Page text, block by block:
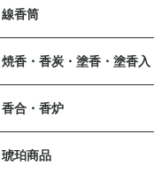
短寸（中寸）白檀・沈香
伽羅（伽羅調）・短寸（中
長寸 白檀・沈香
伽羅（伽羅調）・長寸
大薫 白檀・沈香
伽羅（伽羅調）・大薫
ミニ寸・渦巻・防虫香
線香筒
黒檀
紫檀
欅（けやき）
桜
焼香・香炭・塗香・塗香入
焼香
鳳命沈香
香炭
灰ならし・灰ふるい
燃香
常香盤用抜型
塗香
塗香入
香合・香炉
香合
香炉
琥珀商品